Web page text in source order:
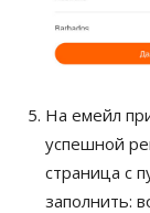
На емейл
успешной
страница с
заполнить: